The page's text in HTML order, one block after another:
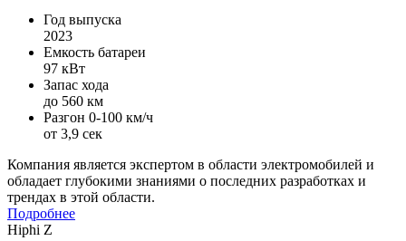
Год выпуска
2023
Емкость батареи
97 кВт
Запас хода
до 560 км
Разгон 0-100 км/ч
от 3,9 сек
Компания является экспертом в области электромобилей и
обладает глубокими знаниями о последних разработках и
трендах в этой области.
Подробнее
Hiphi Z